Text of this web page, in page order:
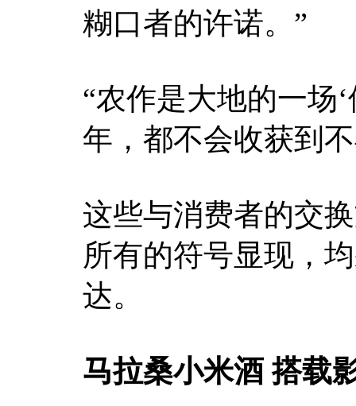
糊口者的许诺。”
“农作是大地的一场
年，都不会收获到
这些与消费者的交
所有的符号显现，
达。
马拉桑小米酒搭载